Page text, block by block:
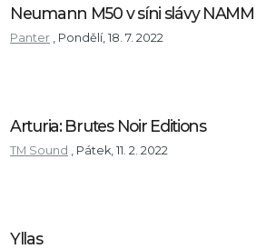
Neumann M50 v síni slávy NAMM
Panter , Pondělí, 18. 7. 2022
Arturia: Brutes Noir Editions
TM Sound , Pátek, 11. 2. 2022
Yllas